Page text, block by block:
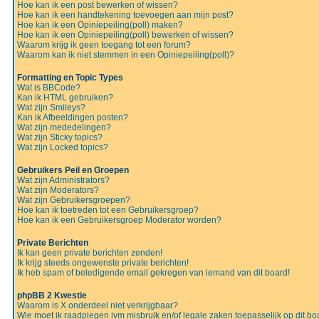
Hoe kan ik een post bewerken of wissen?
Hoe kan ik een handtekening toevoegen aan mijn post?
Hoe kan ik een Opiniepeiling(poll) maken?
Hoe kan ik een Opiniepeiling(poll) bewerken of wissen?
Waarom krijg ik geen toegang tot een forum?
Waarom kan ik niet stemmen in een Opiniepeiling(poll)?
Formatting en Topic Types
Wat is BBCode?
Kan ik HTML gebruiken?
Wat zijn Smileys?
Kan ik Afbeeldingen posten?
Wat zijn mededelingen?
Wat zijn Sticky topics?
Wat zijn Locked topics?
Gebruikers Peil en Groepen
Wat zijn Administrators?
Wat zijn Moderators?
Wat zijn Gebruikersgroepen?
Hoe kan ik toetreden tot een Gebruikersgroep?
Hoe kan ik een Gebruikersgroep Moderator worden?
Private Berichten
Ik kan geen private berichten zenden!
Ik krijg steeds ongewenste private berichten!
Ik heb spam of beledigende email gekregen van iemand van dit board!
phpBB 2 Kwestie
Waarom is X onderdeel niet verkrijgbaar?
Wie moet ik raadplegen ivm misbruik en/of legale zaken toepasselijk op dit